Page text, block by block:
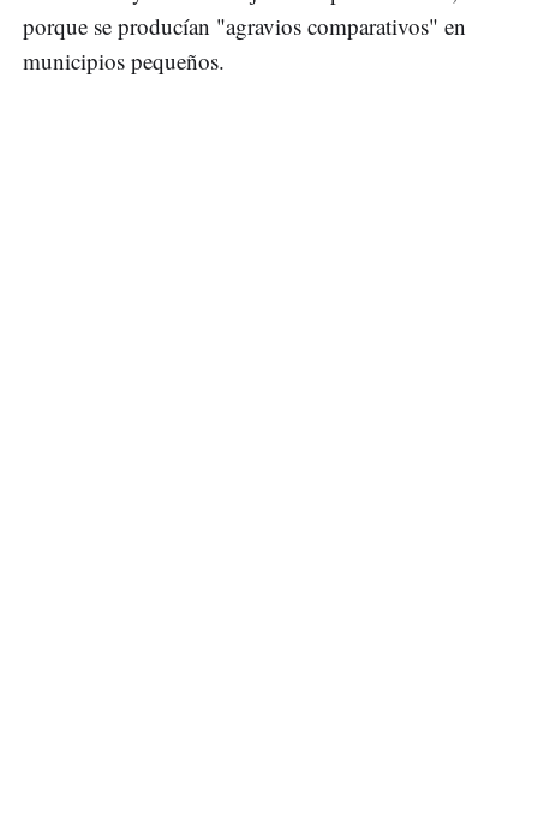
porque se producían "agravios comparativos" en
municipios pequeños.